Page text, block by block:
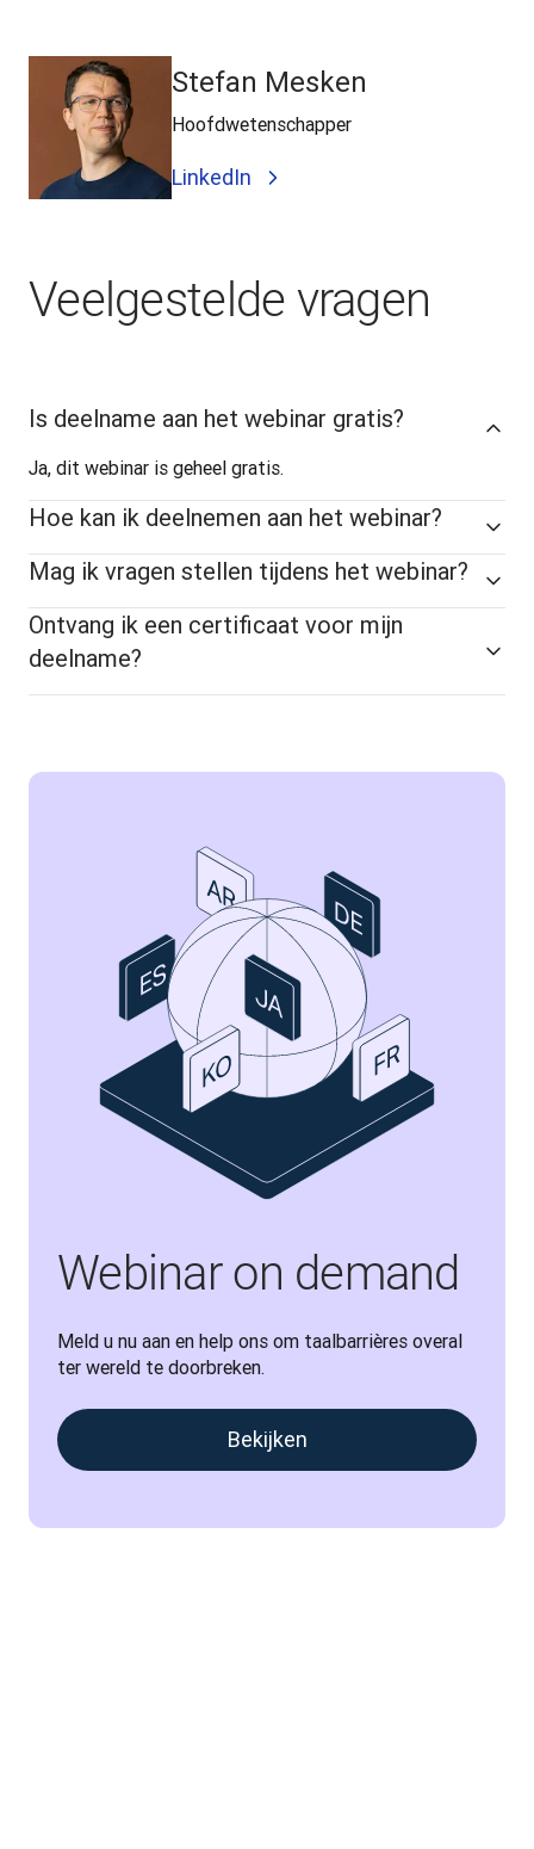
Stefan Mesken
Hoofdwetenschapper
LinkedIn
Veelgestelde vragen
Is deelname aan het webinar gratis?
Ja, dit webinar is geheel gratis.
Hoe kan ik deelnemen aan het webinar?
Mag ik vragen stellen tijdens het webinar?
Ontvang ik een certificaat voor mijn
deelname?
Webinar on demand
Meld u nu aan en help ons om taalbarrières overal
ter wereld te doorbreken.
Bekijken